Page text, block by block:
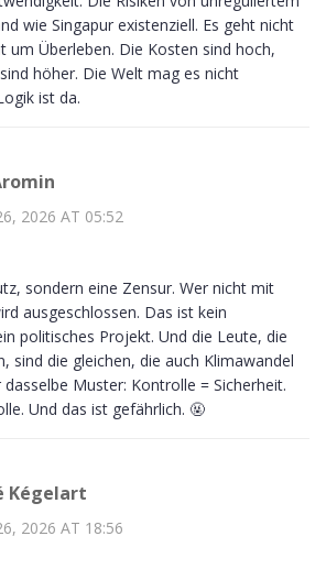
wie Singapur existenziell. Es geht nicht
um Überleben. Die Kosten sind hoch,
höher. Die Welt mag es nicht
ist da.
2026 AT 05:52
sondern eine Zensur. Wer nicht mit
ausgeschlossen. Das ist kein
politisches Projekt. Und die Leute, die
sind die gleichen, die auch Klimawandel
Muster: Kontrolle = Sicherheit.
Und das ist gefährlich. 🤬
Kégelart
2026 AT 18:56